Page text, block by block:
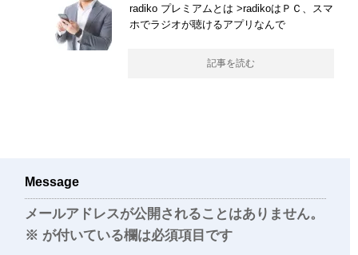
radiko プレミアムとは >radikoはＰＣ、スマ
ホでラジオが聴けるアプリなんで
記事を読む
Message
メールアドレスが公開されることはありません。
※ が付いている欄は必須項目です